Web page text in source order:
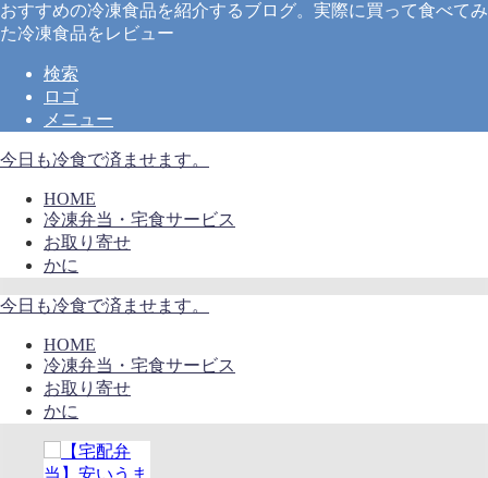
おすすめの冷凍食品を紹介するブログ。実際に買って食べてみ
た冷凍食品をレビュー
検索
ロゴ
メニュー
今日も冷食で済ませます。
HOME
冷凍弁当・宅食サービス
お取り寄せ
かに
今日も冷食で済ませます。
HOME
冷凍弁当・宅食サービス
お取り寄せ
かに